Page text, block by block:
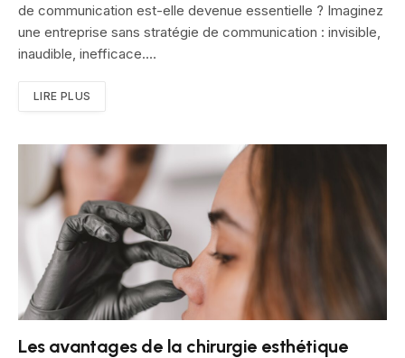
de communication est-elle devenue essentielle ? Imaginez
une entreprise sans stratégie de communication : invisible,
inaudible, inefficace.…
LIRE PLUS
Les avantages de la chirurgie esthétique